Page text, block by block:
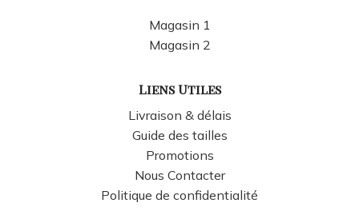
Magasin 1
Magasin 2
Liens Utiles
Livraison & délais
Guide des tailles
Promotions
Nous Contacter
Politique de confidentialité